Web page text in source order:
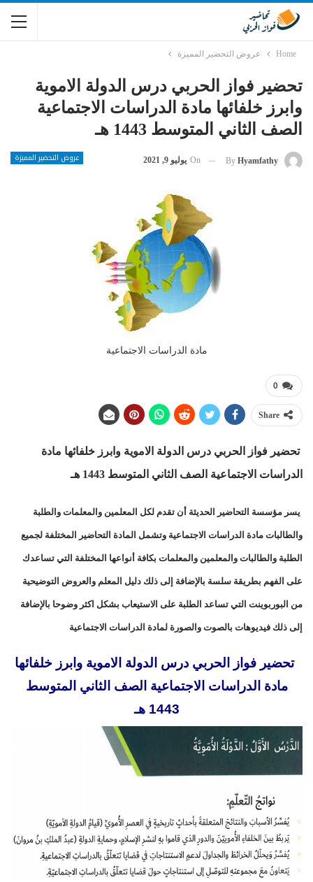
Home عروض التحضير المميزة
تحضير فواز الحربي درس الدولة الاموية
وابرز خلفائها مادة الدراسات الاجتماعية
الصف الثاني المتوسط 1443 هـ
عروض التحضير المميزة By Hyamfathy
On يوليو 9, 2021
مادة الدراسات الاجتماعية
0
Share
تحضير فواز الحربي درس الدولة الاموية وابرز خلفائها مادة
الدراسات الاجتماعية الصف الثاني المتوسط 1443 هـ
يسر مؤسسة التحاضير الحديثة أن تقدم لكل المعلمين والمعلمات والطلبة
والطالبات مادة الدراسات الاجتماعية وتشمل المادة التحاضير المختلفة لجميع
الطلبة والطالبات والمعلمين والمعلمات بكافة أنواعها المختلفة التي تساعدك
على الفهم بطريقة سلسة بالإضافة إلى ذلك دليل المعلم والعروض التوضيحية
من البوربوينت التي تساعد الطلبة على الاستيعاب بشكل اكثر وضوحا بالإضافة
إلى ذلك فيديوهات بالصوت والصورة لمادة الدراسات الاجتماعية
تحضير فواز الحربي درس الدولة الاموية وابرز خلفائها
مادة الدراسات الاجتماعية الصف الثاني المتوسط
1443 هـ